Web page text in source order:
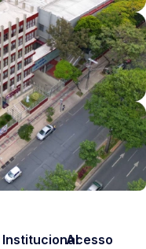
InstitucionalAcesso